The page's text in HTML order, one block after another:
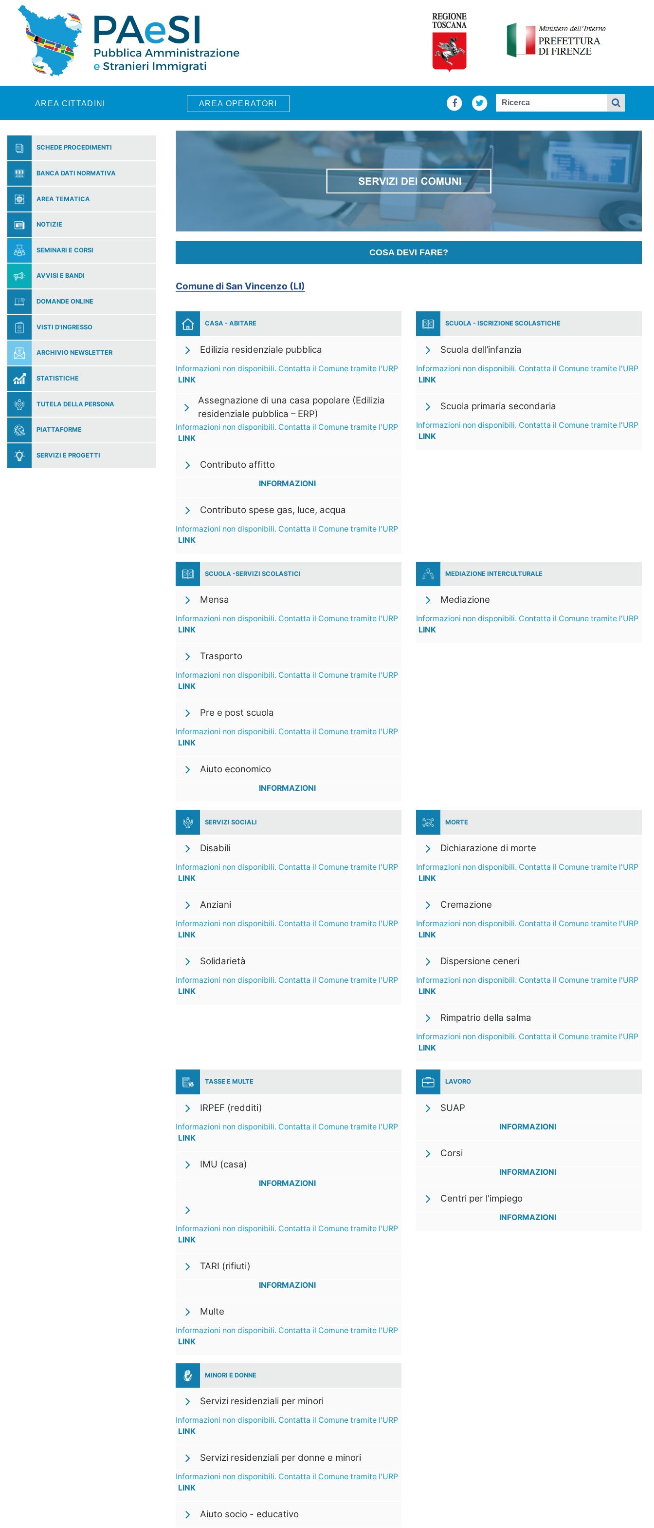
Skip to main content
AREA CITTADINI AREA OPERATORI
SCHEDE PROCEDIMENTI
BANCA DATI NORMATIVA
AREA TEMATICA
NOTIZIE
SEMINARI E CORSI
AVVISI E BANDI
DOMANDE ONLINE
VISTI D'INGRESSO
ARCHIVIO NEWSLETTER
STATISTICHE
TUTELA DELLA PERSONA
PIATTAFORME
SERVIZI E PROGETTI
COSA DEVI FARE?
Comune di San Vincenzo (LI)
CASA - ABITARE
Edilizia residenziale pubblica
Informazioni non disponibili. Contatta il Comune tramite l'URP
LINK
Assegnazione di una casa popolare (Edilizia
residenziale pubblica – ERP)
Informazioni non disponibili. Contatta il Comune tramite l'URP
LINK
Contributo affitto
INFORMAZIONI
Contributo spese gas, luce, acqua
Informazioni non disponibili. Contatta il Comune tramite l'URP
LINK
SCUOLA - ISCRIZIONE SCOLASTICHE
Scuola dell’infanzia
Informazioni non disponibili. Contatta il Comune tramite l'URP
LINK
Scuola primaria secondaria
Informazioni non disponibili. Contatta il Comune tramite l'URP
LINK
SCUOLA -SERVIZI SCOLASTICI
Mensa
Informazioni non disponibili. Contatta il Comune tramite l'URP
LINK
Trasporto
Informazioni non disponibili. Contatta il Comune tramite l'URP
LINK
Pre e post scuola
Informazioni non disponibili. Contatta il Comune tramite l'URP
LINK
Aiuto economico
INFORMAZIONI
MEDIAZIONE INTERCULTURALE
Mediazione
Informazioni non disponibili. Contatta il Comune tramite l'URP
LINK
SERVIZI SOCIALI
Disabili
Informazioni non disponibili. Contatta il Comune tramite l'URP
LINK
Anziani
Informazioni non disponibili. Contatta il Comune tramite l'URP
LINK
Solidarietà
Informazioni non disponibili. Contatta il Comune tramite l'URP
LINK
MORTE
Dichiarazione di morte
Informazioni non disponibili. Contatta il Comune tramite l'URP
LINK
Cremazione
Informazioni non disponibili. Contatta il Comune tramite l'URP
LINK
Dispersione ceneri
Informazioni non disponibili. Contatta il Comune tramite l'URP
LINK
Rimpatrio della salma
Informazioni non disponibili. Contatta il Comune tramite l'URP
LINK
TASSE E MULTE
IRPEF (redditi)
Informazioni non disponibili. Contatta il Comune tramite l'URP
LINK
IMU (casa)
INFORMAZIONI
Informazioni non disponibili. Contatta il Comune tramite l'URP
LINK
TARI (rifiuti)
INFORMAZIONI
Multe
Informazioni non disponibili. Contatta il Comune tramite l'URP
LINK
LAVORO
SUAP
INFORMAZIONI
Corsi
INFORMAZIONI
Centri per l'impiego
INFORMAZIONI
MINORI E DONNE
Servizi residenziali per minori
Informazioni non disponibili. Contatta il Comune tramite l'URP
LINK
Servizi residenziali per donne e minori
Informazioni non disponibili. Contatta il Comune tramite l'URP
LINK
Aiuto socio - educativo